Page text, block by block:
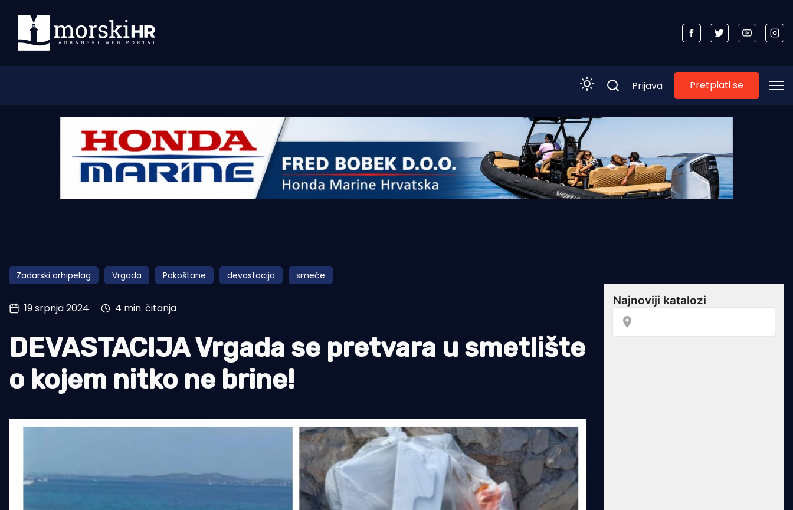
Morski plus
Pomorstvo
Ribolov
Tradicija i kultura
Prijava Pretplati se
Zadarski arhipelag Vrgada Pakoštane devastacija smeće
19 srpnja 2024 4 min. čitanja
DEVASTACIJA Vrgada se pretvara u smetlište
o kojem nitko ne brine!